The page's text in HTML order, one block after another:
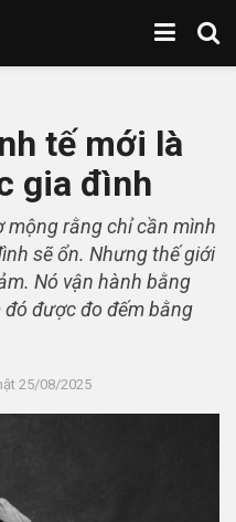
tế mới là
gia đình
mộng rằng chỉ cần mình
sẽ ổn. Nhưng thế giới
Nó vận hành bằng
được đo đếm bằng
25/08/2025